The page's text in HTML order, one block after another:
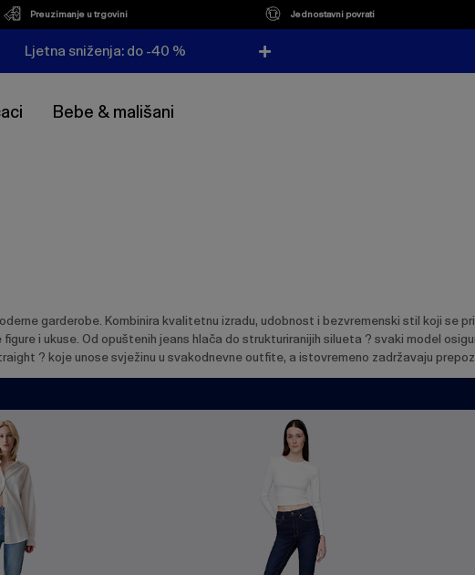
Preuzimanje u trgovini Jednostavni povrati
Ljetna sniženja: do -40 %
Bebe & mališani
garderobe. Kombinira kvalitetnu izradu, udobnost i bezvremenski stil koji se
i ukuse. Od opuštenih jeans hlača do strukturiranijih silueta ? svaki model
? koje unose svježinu u svakodnevne outfite, a istovremeno zadržavaju